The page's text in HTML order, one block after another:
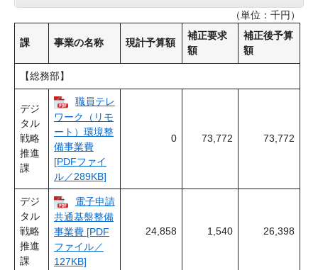
（単位：千円）
課 事業の名称 現計予算額
補正要求
額
補正後予算
額
【総務部】
デジ
タル
戦略
推進
課
職員テレ
ワーク（リモ
ート）環境整
備事業費
[PDFファイ
ル／289KB]
0 73,772 73,772
デジ
タル
戦略
推進
課
電子申請
共通基盤整備
事業費 [PDF
ファイル／
127KB]
24,858 1,540 26,398